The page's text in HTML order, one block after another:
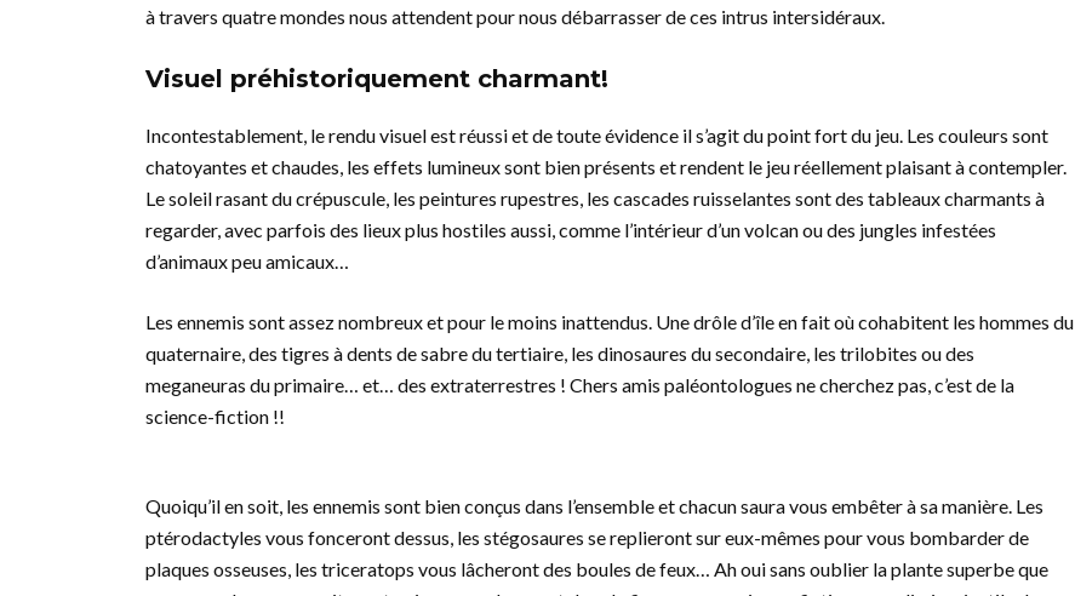
à travers quatre mondes nous attendent pour nous débarrasser de ces intrus intersidéraux.
Visuel préhistoriquement charmant!
Incontestablement, le rendu visuel est réussi et de toute évidence il s’agit du point fort du jeu. Les couleurs sont
chatoyantes et chaudes, les effets lumineux sont bien présents et rendent le jeu réellement plaisant à contempler.
Le soleil rasant du crépuscule, les peintures rupestres, les cascades ruisselantes sont des tableaux charmants à
regarder, avec parfois des lieux plus hostiles aussi, comme l’intérieur d’un volcan ou des jungles infestées
d’animaux peu amicaux…
Les ennemis sont assez nombreux et pour le moins inattendus. Une drôle d’île en fait où cohabitent les hommes du
quaternaire, des tigres à dents de sabre du tertiaire, les dinosaures du secondaire, les trilobites ou des
meganeuras du primaire… et… des extraterrestres ! Chers amis paléontologues ne cherchez pas, c’est de la
science-fiction !!
Quoiqu’il en soit, les ennemis sont bien conçus dans l’ensemble et chacun saura vous embêter à sa manière. Les
ptérodactyles vous fonceront dessus, les stégosaures se replieront sur eux-mêmes pour vous bombarder de
plaques osseuses, les triceratops vous lâcheront des boules de feux… Ah oui sans oublier la plante superbe que